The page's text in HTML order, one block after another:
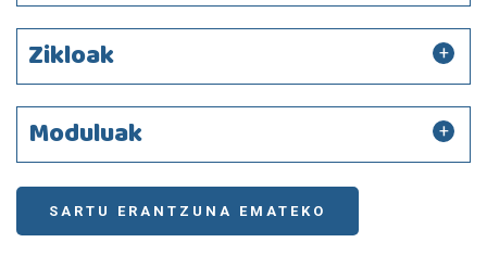
Zikloak
Moduluak
SARTU ERANTZUNA EMATEKO